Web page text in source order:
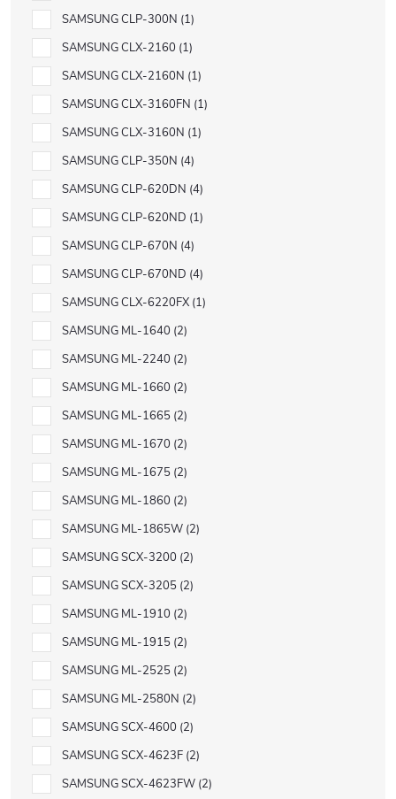
SAMSUNG CLP-300N 1
SAMSUNG CLX-2160 1
SAMSUNG CLX-2160N 1
SAMSUNG CLX-3160FN 1
SAMSUNG CLX-3160N 1
SAMSUNG CLP-350N 4
SAMSUNG CLP-620DN 4
SAMSUNG CLP-620ND 1
SAMSUNG CLP-670N 4
SAMSUNG CLP-670ND 4
SAMSUNG CLX-6220FX 1
SAMSUNG ML-1640 2
SAMSUNG ML-2240 2
SAMSUNG ML-1660 2
SAMSUNG ML-1665 2
SAMSUNG ML-1670 2
SAMSUNG ML-1675 2
SAMSUNG ML-1860 2
SAMSUNG ML-1865W 2
SAMSUNG SCX-3200 2
SAMSUNG SCX-3205 2
SAMSUNG ML-1910 2
SAMSUNG ML-1915 2
SAMSUNG ML-2525 2
SAMSUNG ML-2580N 2
SAMSUNG SCX-4600 2
SAMSUNG SCX-4623F 2
SAMSUNG SCX-4623FW 2